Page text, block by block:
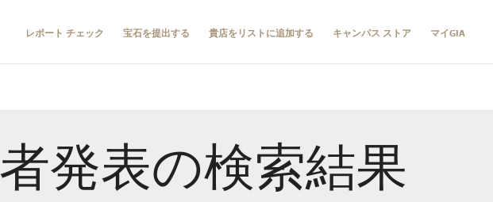
レポート チェック 宝石を提出する 貴店をリストに追加する キャンパス ストア マイGIA
発表の検索結果